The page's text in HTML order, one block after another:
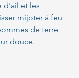
d'ail et les
mijoter à feu
de terre
douce.